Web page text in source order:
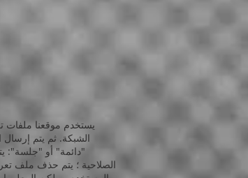
يستخدم موقعنا ملفات
الشبكة. ثم يتم
"دائمة" أو "جلسة":
الصلاحية ؛ يتم حذف ملف